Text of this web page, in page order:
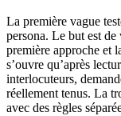
La première vague
persona. Le but est
première approche et
s’ouvre qu’après
interlocuteurs,
réellement tenus. La
avec des règles